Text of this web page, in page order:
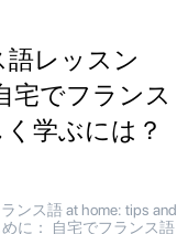
語レッスン
宅でフランス
学ぶには？
ンス語 at home: tips and
に： 自宅でフランス語